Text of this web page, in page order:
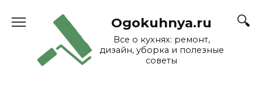
Ogokuhnya.ru
Все о кухнях: ремонт,
дизайн, уборка и полезные
советы